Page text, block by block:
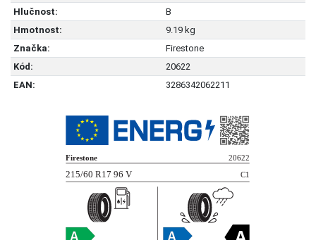
Hlučnost:
B
Hmotnost:
9.19 kg
Značka:
Firestone
Kód:
20622
EAN:
3286342062211